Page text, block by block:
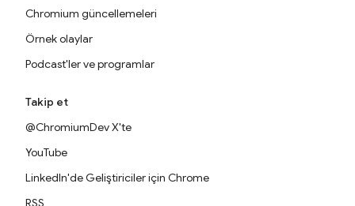
Chromium güncellemeleri
Örnek olaylar
Podcast'ler ve programlar
Takip et
@ChromiumDev X'te
YouTube
LinkedIn'de Geliştiriciler için Chrome